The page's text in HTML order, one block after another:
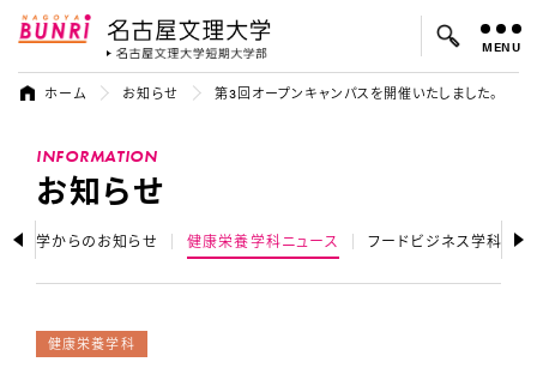
名古屋文理大学 名古屋文理大
よく検索されているキーワード：
MENU
ホーム お知らせ 第3回オープンキャンパスを開催いたしました。
INFORMATION
お知らせ
大学からのお知らせ 健康栄養学科ニュース フードビジネス学科ニュ
健康栄養学科